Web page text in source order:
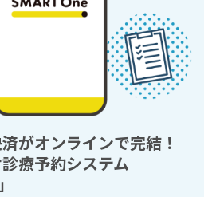
がオンラインで完結！
療予約システム